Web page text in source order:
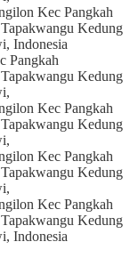
Kec Pangkah
Kedung
Indonesia
Pangkah
Kedung
Kec Pangkah
Kedung
Kec Pangkah
Kedung
Kec Pangkah
Kedung
Indonesia